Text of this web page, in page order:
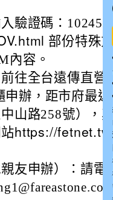
驗證碼：10245
部份特殊
內容。
往全台遠傳直營
申辦，距市府最
山路258號），
https://
友申辦）：請電